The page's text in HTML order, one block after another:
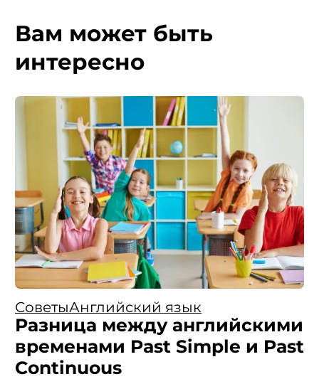
Вам может быть
интересно
СоветыАнглийский язык
Разница между английскими
временами Past Simple и Past
Continuous